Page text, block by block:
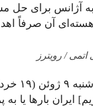
آژانس برای حل
آن صرفاً
/ رویترز
مدیرکل
بارها یا